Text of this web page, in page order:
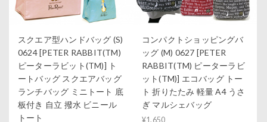
スクエア型ハンドバッグ (S)
0624 [PETER RABBIT(TM)
ピーターラビット(TM)] ト
ートバッグ スクエアバッグ
ランチバッグ ミニトート 底
板付き 自立 撥水 ビニール
トート
コンパクトショッピングバ
ッグ (M) 0627 [PETER
RABBIT(TM) ピーターラビ
ット(TM)] エコバッグ トー
ト 折りたたみ 軽量 A4 うさ
ぎ マルシェバッグ
¥1,650